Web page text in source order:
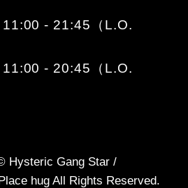
11:00 - 21:45（L.O.
- 20:45（L.O.
Hysteric Gang Star /
hug All Rights Reserved.